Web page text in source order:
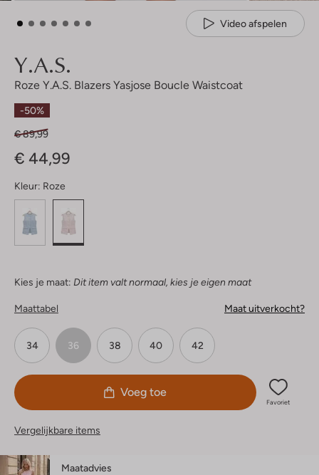
Video afspelen
Y.a.s.
Roze Y.a.s. Blazers Yasjose Boucle Waistcoat
-50%
€ 89,99
€ 44,99
Kleur: Roze
Kies je maat: Dit item valt normaal, kies je eigen maat
Maattabel Maat uitverkocht?
34 36 38 40 42
Voeg toe
Favoriet
Vergelijkbare items
Maatadvies